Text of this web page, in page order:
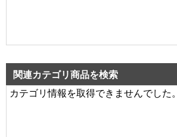
関連カテゴリ商品を検索
カテゴリ情報を取得できませんでした。